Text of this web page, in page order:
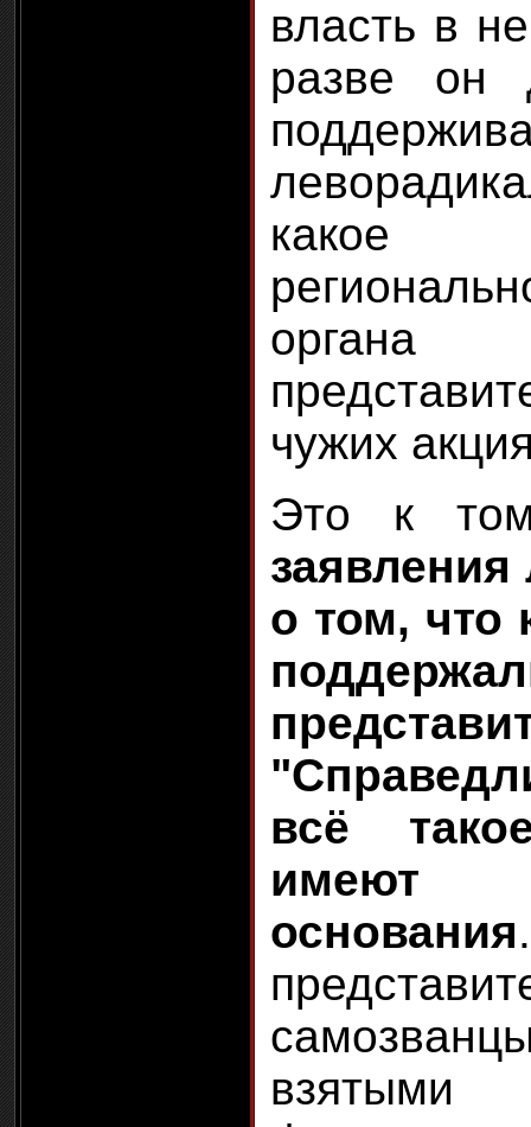
власть в
разве он
органа
чужих
Это к
о том, что
всё
имеют
основания